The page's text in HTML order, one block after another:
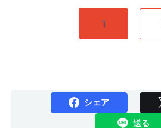
1
シェア
送る